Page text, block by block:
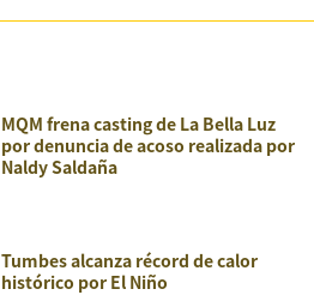
MQM frena casting de La Bella Luz
por denuncia de acoso realizada por
Naldy Saldaña
Tumbes alcanza récord de calor
histórico por El Niño